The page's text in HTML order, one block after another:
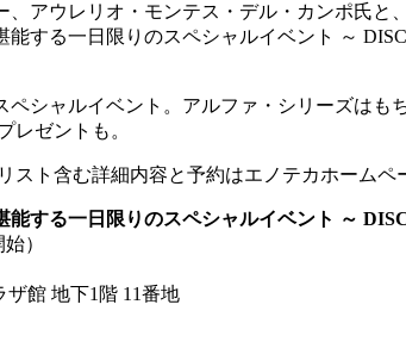
アウレリオ・モンテス・デル・カンポ氏
能する一日限りのスペシャルイベント ～
シャルイベント。アルファ・シリーズは
レゼントも。
スト含む詳細内容と予約はエノテカホームペ
する一日限りのスペシャルイベント ～
）
館 地下1階 11番地